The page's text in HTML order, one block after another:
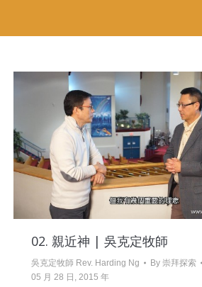
02. 親近神 | 吳克定牧師
吳克定牧師 Rev. Harding Ng By 崇拜探索
05 月 28 日, 2015 年